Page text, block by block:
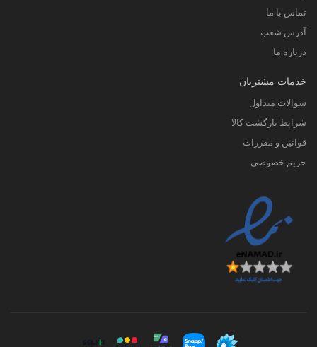
تماس با ما
آدرس شعب
درباره ما
خدمات مشتریان
سوالات متداول
شرایط بازگشت کالا
قوانین و مقررات
حریم خصوصی